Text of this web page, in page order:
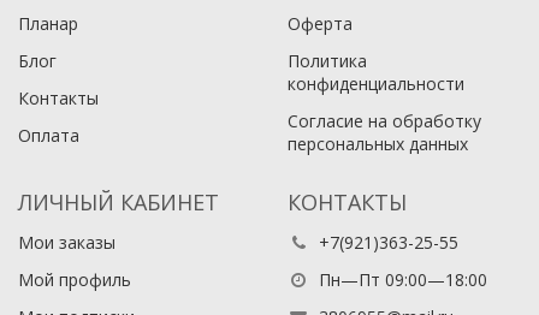
Планар
Блог
Контакты
Оплата
Оферта
Политика
конфиденциальности
Согласие на обработку
персональных данных
ЛИЧНЫЙ КАБИНЕТ
Мои заказы
Мой профиль
КОНТАКТЫ
+7(921)363-25-55
Пн—Пт 09:00—18:00